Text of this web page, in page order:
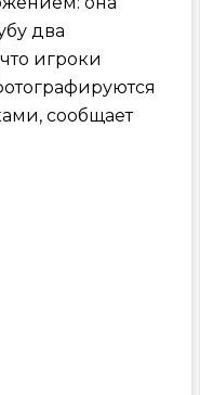
два
игроки
сообщает